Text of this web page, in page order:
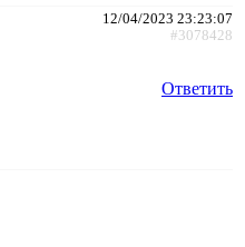
12/04/2023 23:23:07
#3078428
Ответить